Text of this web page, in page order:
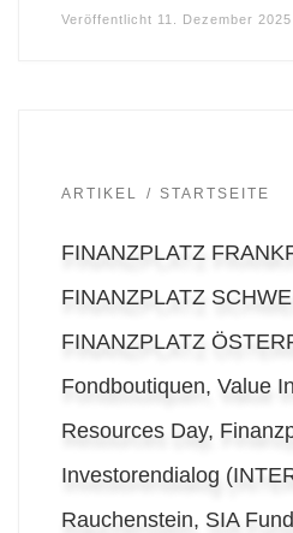
Veröffentlicht 11. Dezember 2025
ARTIKEL STARTSEITE
FINANZPLATZ
FINANZPLATZ
FINANZPLATZ
Fondboutiquen, Value
Resources Day,
Investorendialog
Rauchenstein, SIA